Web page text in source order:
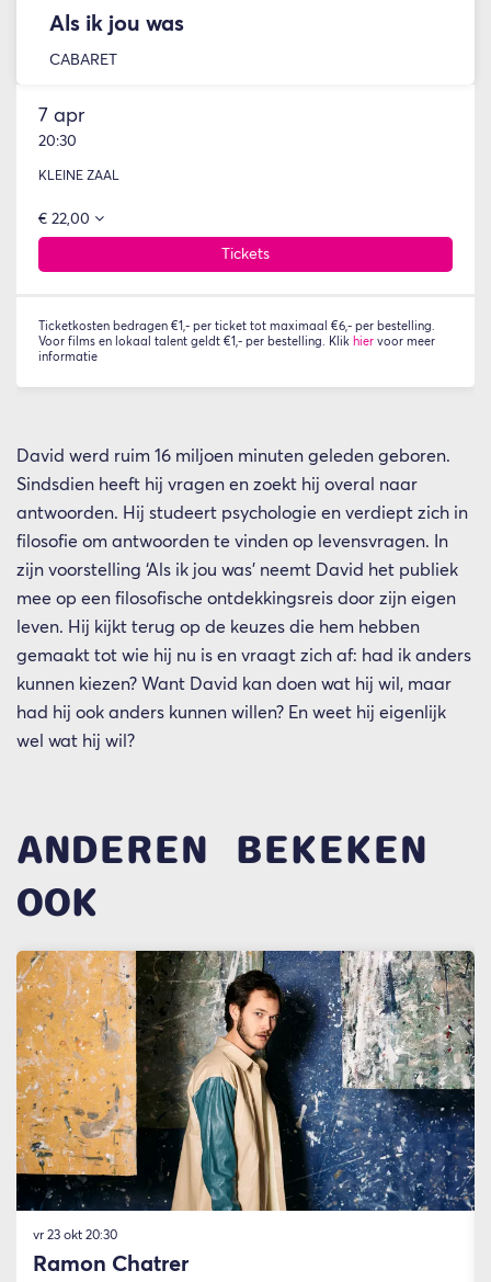
Als ik jou was
CABARET
7 apr
20:30
KLEINE ZAAL
€ 22,00
Tickets
Ticketkosten bedragen €1,- per ticket tot maximaal €6,- per bestelling.
Voor films en lokaal talent geldt €1,- per bestelling. Klik hier voor meer
informatie
David werd ruim 16 miljoen minuten geleden geboren.
Sindsdien heeft hij vragen en zoekt hij overal naar
antwoorden. Hij studeert psychologie en verdiept zich in
filosofie om antwoorden te vinden op levensvragen. In
zijn voorstelling ‘Als ik jou was’ neemt David het publiek
mee op een filosofische ontdekkingsreis door zijn eigen
leven. Hij kijkt terug op de keuzes die hem hebben
gemaakt tot wie hij nu is en vraagt zich af: had ik anders
kunnen kiezen? Want David kan doen wat hij wil, maar
had hij ook anders kunnen willen? En weet hij eigenlijk
wel wat hij wil?
ANDEREN BEKEKEN
OOK
Ramon Chatrer
vr 23 okt 20:30